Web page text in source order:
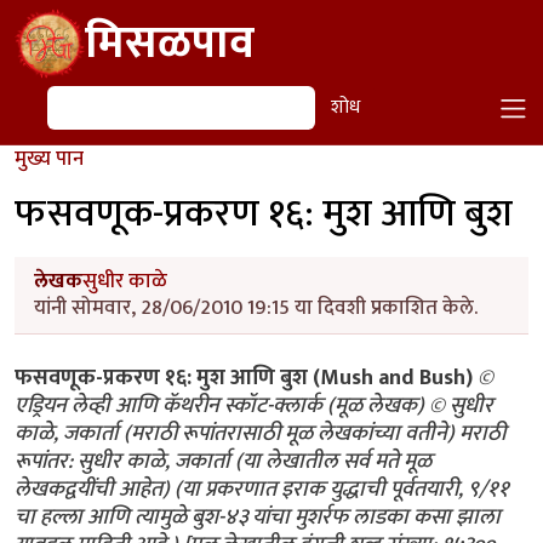
Skip to main contentमिसळपाव
शोध शोध
मुख्य पान
फसवणूक-प्रकरण १६: मुश आणि बुश
लेखकसुधीर काळे
यांनी सोमवार, 28/06/2010 19:15 या दिवशी प्रकाशित केले.
फसवणूक-प्रकरण १६: मुश आणि बुश (Mush and Bush)©
एड्रियन लेव्ही आणि कॅथरीन स्कॉट-क्लार्क (मूळ लेखक) © सुधीर
काळे, जकार्ता (मराठी रूपांतरासाठी मूळ लेखकांच्या वतीने) मराठी
रूपांतर: सुधीर काळे, जकार्ता (या लेखातील सर्व मते मूळ
लेखकद्वयींची आहेत) (या प्रकरणात इराक युद्धाची पूर्वतयारी, ९/११
चा हल्ला आणि त्यामुळे बुश-४३ यांचा मुशर्रफ लाडका कसा झाला